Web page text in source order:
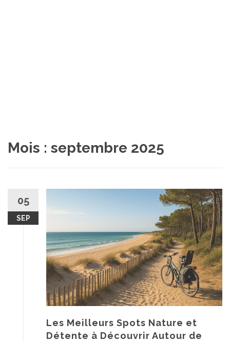
Mois : septembre 2025
05
SEP
Les Meilleurs Spots Nature et
Détente à Découvrir Autour de